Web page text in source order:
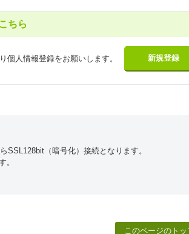
ちら
個人情報登録をお願いします。
SSL128bit（暗号化）接続となります。
。
このページのトッ